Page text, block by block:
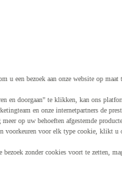
u een bezoek aan onze website op maat
en doorgaan" te klikken, kan ons
en onze internetpartners de
op uw behoeften afgestemde
voorkeuren voor elk type cookie, klikt u
zonder cookies voort te zetten,